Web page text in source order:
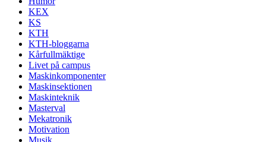
KEX
KS
KTH
KTH-bloggarna
Kårfullmäktige
Livet på campus
Maskinkomponenter
Maskinsektionen
Maskinteknik
Masterval
Mekatronik
Motivation